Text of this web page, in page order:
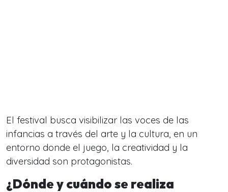
El festival busca visibilizar las voces de las
infancias a través del arte y la cultura, en un
entorno donde el juego, la creatividad y la
diversidad son protagonistas.
¿Dónde y cuándo se realiza